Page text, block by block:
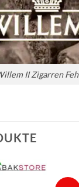
II Zigarren